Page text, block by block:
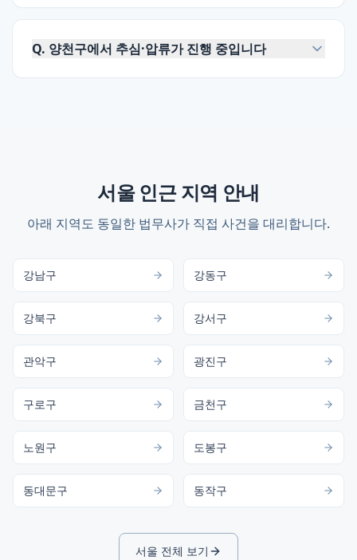
Q. 양천구에서 추심·압류가 진행 중입니다
서울인근 지역 안내
아래 지역도 동일한 법무사가 직접 사건을 대리합니다.
강남구 강동구
강북구 강서구
관악구 광진구
구로구 금천구
노원구 도봉구
동대문구 동작구
서울 전체 보기